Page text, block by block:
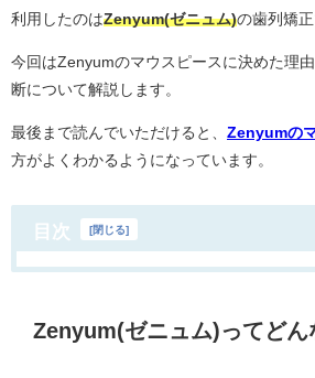
利用したのはZenyum(ゼニュム)の歯列矯正
今回はZenyumのマウスピースに決めた理
断について解説します。
最後まで読んでいただけると、 Zenyumの
方がよくわかるようになっています。
目次 [閉じる]
Zenyum(ゼニュム)ってどん